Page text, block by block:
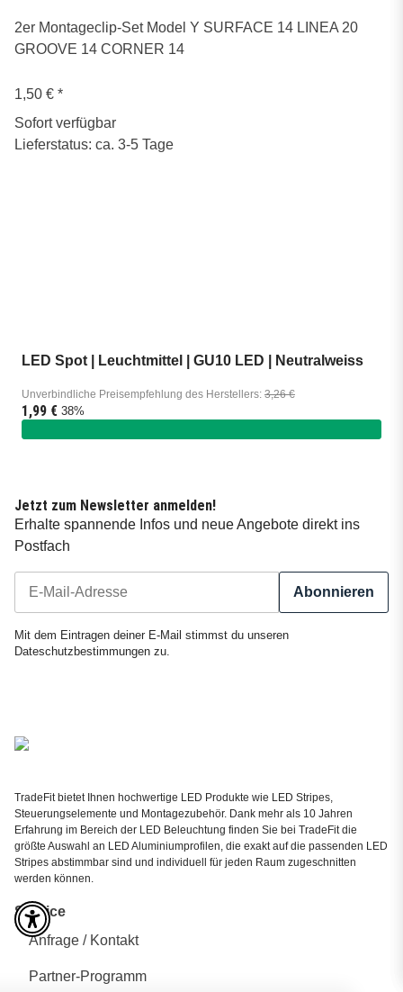
2er Montageclip-Set Model Y SURFACE 14 LINEA 20
GROOVE 14 CORNER 14
1,50 € *
Sofort verfügbar
Lieferstatus: ca. 3-5 Tage
LED Spot | Leuchtmittel | GU10 LED | Neutralweiss
Unverbindliche Preisempfehlung des Herstellers: 3,26 €
1,99 € 38%
Jetzt zum Newsletter anmelden!
Erhalte spannende Infos und neue Angebote direkt ins
Postfach
Abonnieren
Mit dem Eintragen deiner E-Mail stimmst du unseren
Dateschutzbestimmungen zu.
TradeFit bietet Ihnen hochwertige LED Produkte wie LED Stripes,
Steuerungselemente und Montagezubehör. Dank mehr als 10 Jahren
Erfahrung im Bereich der LED Beleuchtung finden Sie bei TradeFit die
größte Auswahl an LED Aluminiumprofilen, die exakt auf die passenden LED
Stripes abstimmbar sind und individuell für jeden Raum zugeschnitten
werden können.
Service
Anfrage / Kontakt
Partner-Programm